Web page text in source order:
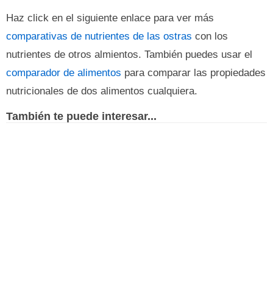
Haz click en el siguiente enlace para ver más
comparativas de nutrientes de las ostras con los
nutrientes de otros almientos. También puedes usar el
comparador de alimentos para comparar las propiedades
nutricionales de dos alimentos cualquiera.
También te puede interesar...